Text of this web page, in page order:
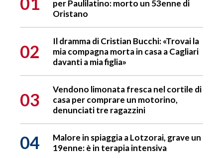
per Paulilatino: morto un 53enne di
Oristano
02
Il dramma di Cristian Bucchi: «Trovai la
mia compagna morta in casa a Cagliari
davanti a mia figlia»
03
Vendono limonata fresca nel cortile di
casa per comprare un motorino,
denunciati tre ragazzini
04
Malore in spiaggia a Lotzorai, grave un
19enne: è in terapia intensiva